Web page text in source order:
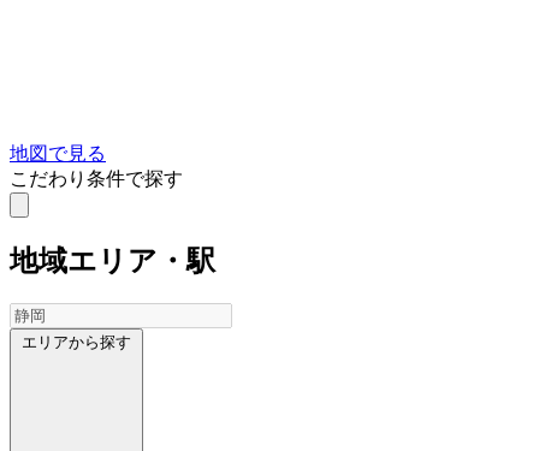
地図で見る
こだわり条件で探す
地域エリア・駅
エリアから探す